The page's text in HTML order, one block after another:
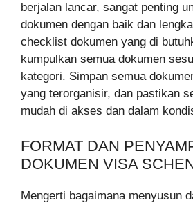
berjalan lancar, sangat penting
dokumen dengan baik dan
checklist dokumen yang di
kumpulkan semua dokumen
kategori. Simpan semua
yang terorganisir, dan pastikan
mudah di akses dan dalam
FORMAT DAN
DOKUMEN VISA
Mengerti bagaimana menyusun